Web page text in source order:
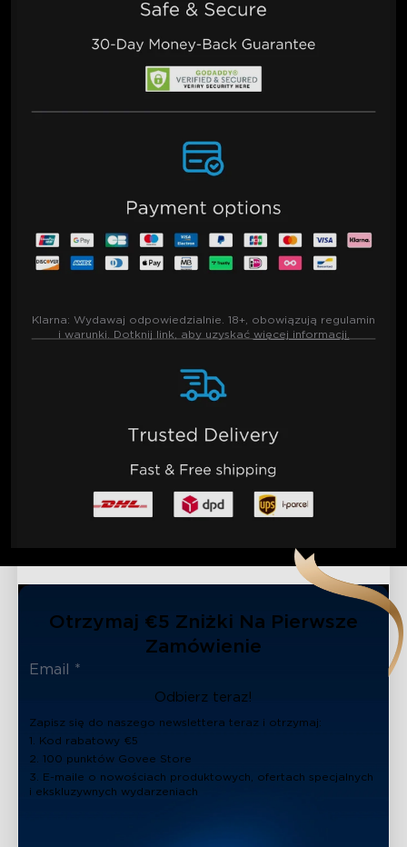
Klarna: Wydawaj odpowiedzialnie. 18+, obowiązują regulamin
i warunki. Dotknij link, aby uzyskać więcej informacji.
Otrzymaj €5 Zniżki Na Pierwsze
Zamówienie
Odbierz teraz!
Zapisz się do naszego newslettera teraz i otrzymaj:
1. Kod rabatowy €5
2. 100 punktów Govee Store
3. E-maile o nowościach produktowych, ofertach specjalnych
i ekskluzywnych wydarzeniach